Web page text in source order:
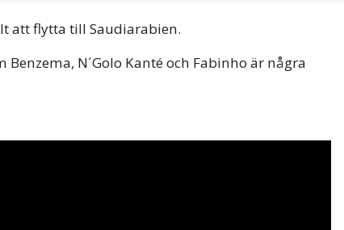
att flytta till Saudiarabien.
N´Golo Kanté och Fabinho är några